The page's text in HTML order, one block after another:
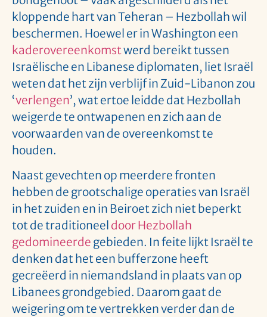
kloppende hart van Teheran – Hezbollah wil
beschermen. Hoewel er in Washington een
kaderovereenkomstwerd bereikt tussen
Israëlische en Libanese diplomaten, liet Israël
weten dat het zijn verblijf in Zuid-Libanon zou
‘verlengen’, wat ertoe leidde dat Hezbollah
weigerde te ontwapenen en zich aan de
voorwaarden van de overeenkomst te
houden.
Naast gevechten op meerdere fronten
hebben de grootschalige operaties van Israël
in het zuiden en in Beiroet zich niet beperkt
tot de traditioneel door Hezbollah
gedomineerde gebieden. In feite lijkt Israël te
denken dat het een bufferzone heeft
gecreëerd in niemandsland in plaats van op
Libanees grondgebied. Daarom gaat de
weigering om te vertrekken verder dan de